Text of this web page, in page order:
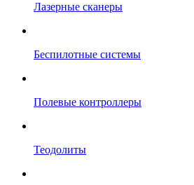
Лазерные сканеры
Беспилотные системы
Полевые контроллеры
Теодолиты